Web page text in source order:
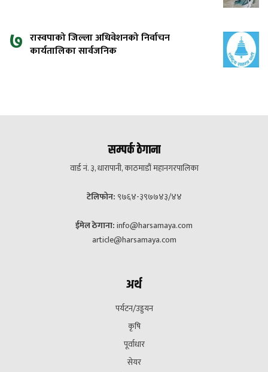
७ रास्वपाको जिल्ला अधिवेशनको निर्वाचन
कार्यतालिका सार्वजनिक
सम्पर्क ठेगाना
वार्ड नं. ३, धारापानी, काठमाडौं महानगरपालिका
टेलिफोन: ९७६४-३९७७४३/४४
ईमेल ठेगाना:info@harsamaya.com
article@harsamaya.com
अर्थ
पर्यटन/उड्डयन
कृषि
पूर्वाधार
सेयर